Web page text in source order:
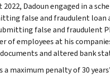
Dadoun engaged in a
false and fraudulent
false and fraudulent
of employees at his
and altered bank
a maximum penalty of 30